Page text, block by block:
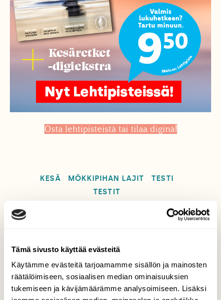
Tämä sivusto käyttää evästeitä
Käytämme evästeitä tarjoamamme sisällön ja mainosten
räätälöimiseen, sosiaalisen median ominaisuuksien
tukemiseen ja kävijämäärämme analysoimiseen. Lisäksi
Osta lehtipisteistä tai tilaa diginä!
KESÄ MÖKKIPIHAN LAJIT
TESTI
TESTIT
Tilaa Suomen Luonto
Tue ajankohtaista ja asiantuntevaa
luonto- ja ympäristöjournalismia.
Tilaa Suomen Luonto ja tule mukaan